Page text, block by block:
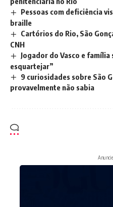
Pessoas com deficiência
braille
Cartórios do Rio, São
CNH
Jogador do Vasco e família
esquartejar”
9 curiosidades sobre São
provavelmente não sabia
Anuncie